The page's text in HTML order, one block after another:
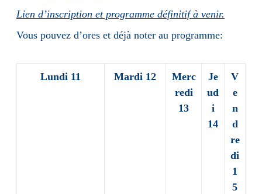
Lien d’inscription et programme définitif à venir.
Vous pouvez d’ores et déjà noter au programme:
Lundi 11 Mardi 12
Merc
redi
13
Je
ud
i
14
V
e
n
d
re
di
1
5